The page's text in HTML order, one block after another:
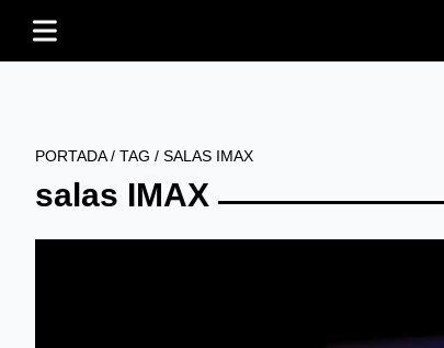
PORTADA/ TAG / SALAS IMAX
salas IMAX